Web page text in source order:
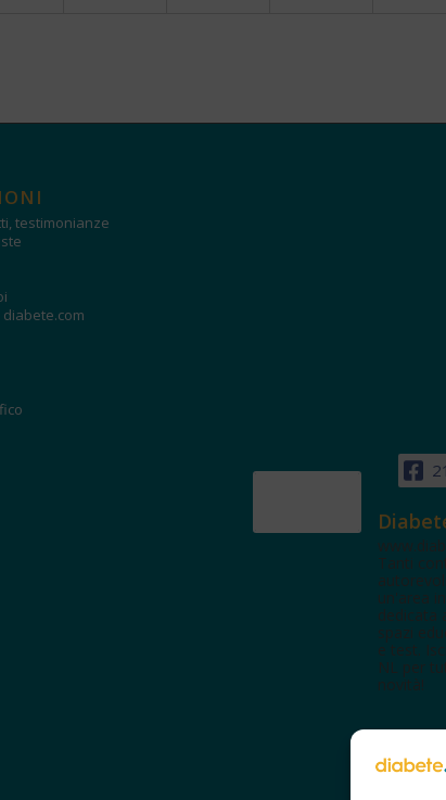
testimonianze
diabete.com
Tanti
un'area
dedicata
spazi
e test.
NL per
novità!